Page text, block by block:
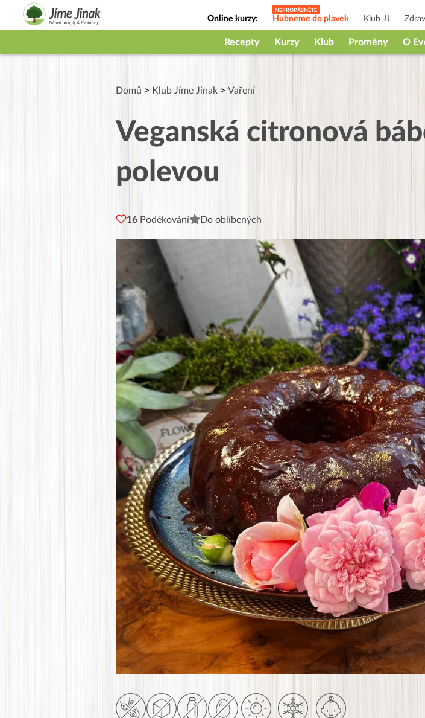
Online kurzy: Hubneme do plavek Klub JJ
Jak na babičky
Recepty Kurzy Klub Proměny O
Domů > Klub Jíme Jinak > Vaření
Veganská citronová
polevou
16 Poděkování Do oblíbených